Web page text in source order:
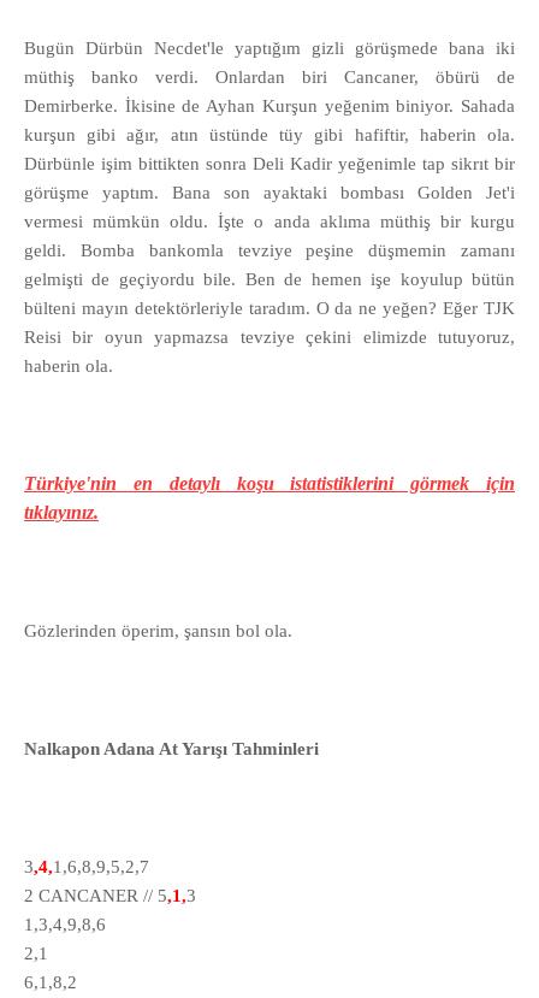
Bugün Dürbün Necdet'le yaptığım gizli görüşmede bana iki
müthiş banko verdi. Onlardan biri Cancaner, öbürü de
Demirberke. İkisine de Ayhan Kurşun yeğenim biniyor. Sahada
kurşun gibi ağır, atın üstünde tüy gibi hafiftir, haberin ola.
Dürbünle işim bittikten sonra Deli Kadir yeğenimle tap sikrıt bir
görüşme yaptım. Bana son ayaktaki bombası Golden Jet'i
vermesi mümkün oldu. İşte o anda aklıma müthiş bir kurgu
geldi. Bomba bankomla tevziye peşine düşmemin zamanı
gelmişti de geçiyordu bile. Ben de hemen işe koyulup bütün
bülteni mayın detektörleriyle taradım. O da ne yeğen? Eğer TJK
Reisi bir oyun yapmazsa tevziye çekini elimizde tutuyoruz,
haberin ola.
Türkiye'nin en detaylı koşu istatistiklerini görmek için
tıklayınız.
Gözlerinden öperim, şansın bol ola.
Nalkapon Adana At Yarışı Tahminleri
3,4,1,6,8,9,5,2,7
2 CANCANER // 5,1,3
1,3,4,9,8,6
2,1
6,1,8,2